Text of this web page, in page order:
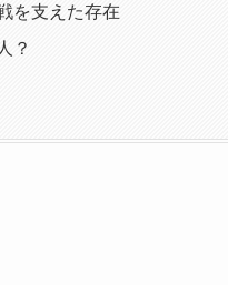
を支えた存在
？